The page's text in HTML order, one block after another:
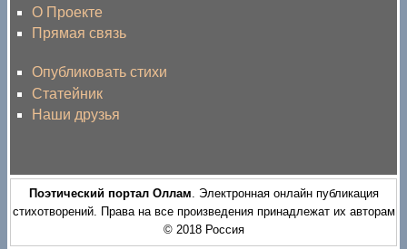
О Проекте
Прямая связь
Опубликовать стихи
Статейник
Наши друзья
Поэтический портал Оллам. Электронная онлайн публикация
стихотворений. Права на все произведения принадлежат их авторам
© 2018 Россия